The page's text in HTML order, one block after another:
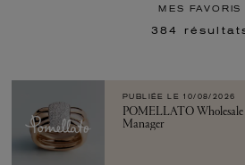
MES FAVORIS
384
PUBLIÉE LE 10/08/2026
POMELLATO
Manager